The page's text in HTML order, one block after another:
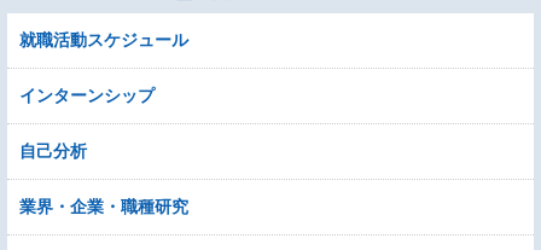
就職活動スケジュール
インターンシップ
自己分析
業界・企業・職種研究